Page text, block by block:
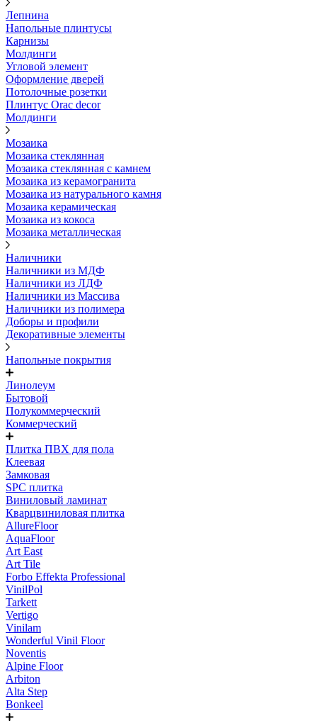
Лепнина
Напольные плинтусы
Карнизы
Молдинги
Угловой элемент
Оформление дверей
Потолочные розетки
Плинтус Orac decor
Молдинги
Мозаика
Мозаика стеклянная
Мозаика стеклянная с камнем
Мозаика из керамогранита
Мозаика из натурального камня
Мозаика керамическая
Мозаика из кокоса
Мозаика металлическая
Наличники
Наличники из МДФ
Наличники из ЛДФ
Наличники из Массива
Наличники из полимера
Доборы и профили
Декоративные элементы
Напольные покрытия
Линолеум
Бытовой
Полукоммерческий
Коммерческий
Плитка ПВХ для пола
Клеевая
Замковая
SPC плитка
Виниловый ламинат
Кварцвиниловая плитка
AllureFloor
AquaFloor
Art East
Art Tile
Forbo Effekta Professional
VinilPol
Tarkett
Vertigo
Vinilam
Wonderful Vinil Floor
Noventis
Alpine Floor
Arbiton
Alta Step
Bonkeel